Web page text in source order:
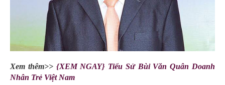
Xem thêm>> {XEM NGAY} Tiểu Sử Bùi Văn Quân Doanh
Nhân Trẻ Việt Nam